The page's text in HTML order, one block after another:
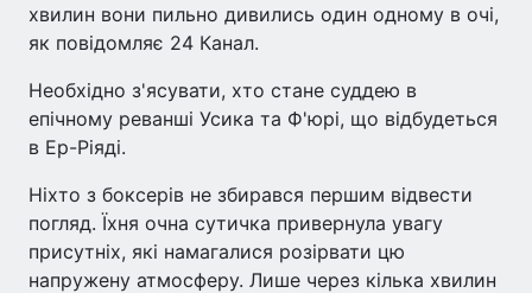
хвилин вони пильно дивились один одному в очі,
як повідомляє 24 Канал.
Необхідно з'ясувати, хто стане суддею в
епічному реванші Усика та Ф'юрі, що відбудеться
в Ер-Ріяді.
Ніхто з боксерів не збирався першим відвести
погляд. Їхня очна сутичка привернула увагу
присутніх, які намагалися розірвати цю
напружену атмосферу. Лише через кілька хвилин